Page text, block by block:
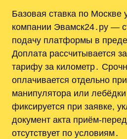
Базовая ставка по Москве
компании Эвамск24․ру —
подачу платформы в
Доплата рассчитывается
тарифу за километр․
оплачивается отдельно
манипулятора или
фиксируется при заявке,
документ акта приём-
отсутствует по условиям․